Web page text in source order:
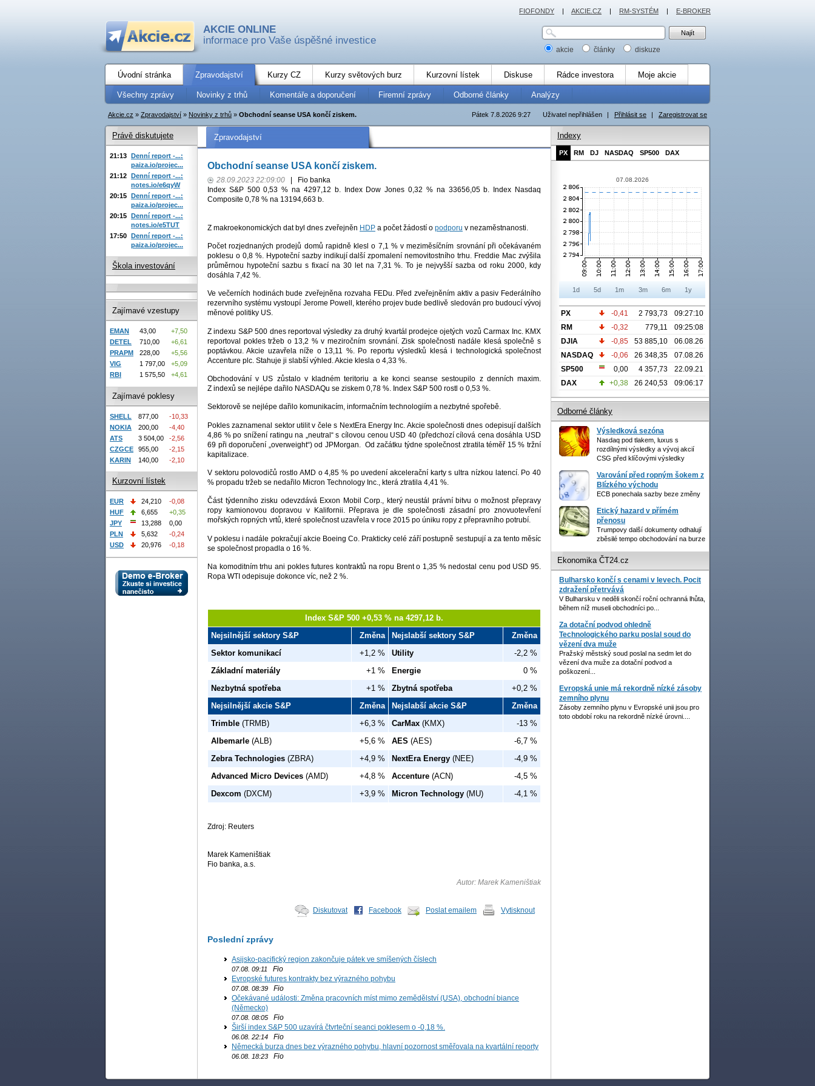
AKCIE ONLINE
informace pro Vaše úspěšné investice
akcie články diskuze
Úvodní stránka Zpravodajství Kurzy CZ Kurzy světových burz Kurzovní lístek Diskuse Rádce investora Moje akcie
Všechny zprávy Novinky z trhů Komentáře a doporučení Firemní zprávy Odborné články Analýzy
Uživatel nepřihlášen | Přihlásit se | Zaregistrovat se
Pátek 7.8.2026 9:27
Akcie.cz » Zpravodajství » Novinky z trhů » Obchodní seanse USA končí ziskem.
Zpravodajství
Obchodní seanse USA končí ziskem.
28.09.2023 22:09:00
Fio banka
Index S&P 500 0,53 % na 4297,12 b. Index Dow Jones 0,32 % na 33656,05 b. Index Nasdaq
Composite 0,78 % na 13194,663 b.
Z makroekonomických dat byl dnes zveřejněn HDP a počet žádostí o podporu v nezaměstnanosti.
Počet rozjednaných prodejů domů rapidně klesl o 7,1 % v meziměsíčním srovnání při očekávaném
poklesu o 0,8 %. Hypoteční sazby indikují další zpomalení nemovitostního trhu. Freddie Mac zvýšila
průměrnou hypoteční sazbu s fixací na 30 let na 7,31 %. To je nejvyšší sazba od roku 2000, kdy
dosáhla 7,42 %.
Ve večerních hodinách bude zveřejněna rozvaha FEDu. Před zveřejněním aktiv a pasiv Federálního
rezervního systému vystoupí Jerome Powell, kterého projev bude bedlivě sledován pro budoucí vývoj
měnové politiky US.
Z indexu S&P 500 dnes reportoval výsledky za druhý kvartál prodejce ojetých vozů Carmax Inc. KMX
reportoval pokles tržeb o 13,2 % v meziročním srovnání. Zisk společnosti nadále klesá společně s
poptávkou. Akcie uzavřela níže o 13,11 %. Po reportu výsledků klesá i technologická společnost
Accenture plc. Stahuje ji slabší výhled. Akcie klesla o 4,33 %.
Obchodování v US zůstalo v kladném teritoriu a ke konci seanse sestoupilo z denních maxim.
Z indexů se nejlépe dařilo NASDAQu se ziskem 0,78 %. Index S&P 500 rostl o 0,53 %.
Sektorově se nejlépe dařilo komunikacím, informačním technologiím a nezbytné spořebě.
Pokles zaznamenal sektor utilit v čele s NextEra Energy Inc. Akcie společnosti dnes odepisují dalších
4,86 % po snížení ratingu na „neutral“ s cílovou cenou USD 40 (předchozí cílová cena dosáhla USD
69 při doporučení „overweight“) od JPMorgan. Od začátku týdne společnost ztratila téměř 15 % tržní
kapitalizace.
V sektoru polovodičů rostlo AMD o 4,85 % po uvedení akcelerační karty s ultra nízkou latencí. Po 40
% propadu tržeb se nedařilo Micron Technology Inc., která ztratila 4,41 %.
Část týdenního zisku odevzdává Exxon Mobil Corp., který neustál právní bitvu o možnost přepravy
ropy kamionovou dopravou v Kalifornii. Přeprava je dle společnosti zásadní pro znovuotevření
mořských ropných vrtů, které společnost uzavřela v roce 2015 po úniku ropy z přepravního potrubí.
V poklesu i nadále pokračují akcie Boeing Co. Prakticky celé září postupně sestupují a za tento měsíc
se společnost propadla o 16 %.
Na komoditním trhu ani pokles futures kontraktů na ropu Brent o 1,35 % nedostal cenu pod USD 95.
Ropa WTI odepisuje dokonce víc, než 2 %.
Index S&P 500 +0,53 % na 4297,12 b.
Nejsilnější sektory S&P
Změna Nejslabší sektory S&P
Změna
Sektor komunikací
+1,2 % Utility
-2,2 %
Základní materiály
+1 % Energie
0 %
Nezbytná spotřeba
+1 % Zbytná spotřeba
+0,2 %
Nejsilnější akcie S&P
Změna Nejslabší akcie S&P
Změna
Trimble (TRMB) +6,3 % CarMax (KMX)
-13 %
Albemarle (ALB) +5,6 % AES (AES)
-6,7 %
Zebra Technologies (ZBRA) +4,9 % NextEra Energy (NEE)
-4,9 %
Advanced Micro Devices (AMD) +4,8 % Accenture (ACN)
-4,5 %
Dexcom (DXCM) +3,9 % Micron Technology (MU) -4,1 %
Zdroj: Reuters
Marek Kameništiak
Fio banka, a.s.
Autor: Marek Kameništiak
Diskutovat Facebook Poslat emailem Vytisknout
Poslední zprávy
Asijsko-pacifický region zakončuje pátek ve smíšených číslech
07.08. 09:11
Fio
Evropské futures kontrakty bez výrazného pohybu
07.08. 08:39 Fio
Očekávané události: Změna pracovních míst mimo zemědělství (USA), obchodní biance
(Německo)
07.08. 08:05 Fio
Širší index S&P 500 uzavírá čtvrteční seanci poklesem o -0,18 %.
06.08. 22:14 Fio
Německá burza dnes bez výrazného pohybu, hlavní pozornost směřovala na kvartální reporty
06.08. 18:23 Fio
Právě diskutujete
21:13 Denní report -...:
paiza.io/projec...
21:12 Denní report -...:
notes.io/e6qyW
20:15 Denní report -...:
paiza.io/projec...
20:15 Denní report -...:
notes.io/e5TUT
17:50 Denní report -...:
paiza.io/projec...
Škola investování
Zajímavé vzestupy
EMAN 43,00
+7,50
DETEL
710,00
+6,61
PRAPM
228,00
+5,56
VIG
1 797,00
+5,09
RBI
1 575,50 +4,61
Zajímavé poklesy
SHELL 877,00
-10,33
NOKIA
200,00
-4,40
ATS
3 504,00
-2,56
CZGCE
955,00
-2,15
KARIN
140,00 -2,10
Kurzovní lístek
EUR 24,210
-0,08
HUF
6,655
+0,35
JPY
13,288
0,00
PLN
5,632
-0,24
USD
20,976 -0,18
Indexy
PX RM DJ NASDAQ SP500 DAX
07.08.2026
1d 5d 1m 3m 6m 1y
PX -0,41 2 793,73
09:27:10
RM
-0,32 779,11
09:25:08
DJIA
-0,85 53 885,10
06.08.26
NASDAQ
-0,06 26 348,35
07.08.26
SP500
0,00 4 357,73
22.09.21
DAX
+0,38 26 240,53 09:06:17
Odborné články
Výsledková sezóna
Nasdaq pod tlakem, luxus s
rozdílnými výsledky a vývoj akcií
CSG před klíčovými výsledky
Varování před ropným šokem z
Blízkého východu
ECB ponechala sazby beze změny
Etický hazard v přímém
přenosu
Trumpovy další dokumenty odhalují
zběsilé tempo obchodování na burze
Ekonomika ČT24.cz
Bulharsko končí s cenami v levech. Pocit
zdražení přetrvává
V Bulharsku v neděli skončí roční ochranná lhůta,
během níž museli obchodníci po...
Za dotační podvod ohledně
Technologického parku poslal soud do
vězení dva muže
Pražský městský soud poslal na sedm let do
vězení dva muže za dotační podvod a
poškození...
Evropská unie má rekordně nízké zásoby
zemního plynu
Zásoby zemního plynu v Evropské unii jsou pro
toto období roku na rekordně nízké úrovni....
FIOFONDY | AKCIE.CZ | RM-SYSTÉM | E-BROKER